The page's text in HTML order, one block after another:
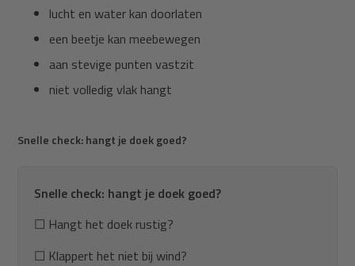
lucht en water kan doorlaten
een beetje kan meebewegen
aan stevige punten vastzit
niet volledig vlak hangt
Snelle check: hangt je doek goed?
Snelle check: hangt je doek goed?
☐ Hangt het doek rustig?
☐ Klappert het niet bij wind?